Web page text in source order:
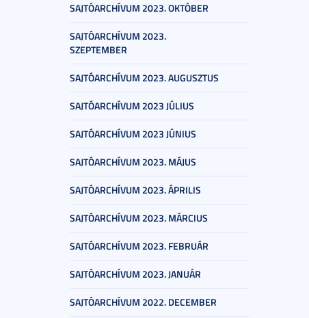
SAJTÓARCHÍVUM 2023. OKTÓBER
SAJTÓARCHÍVUM 2023.
SZEPTEMBER
SAJTÓARCHÍVUM 2023. AUGUSZTUS
SAJTÓARCHÍVUM 2023 JÚLIUS
SAJTÓARCHÍVUM 2023 JÚNIUS
SAJTÓARCHÍVUM 2023. MÁJUS
SAJTÓARCHÍVUM 2023. ÁPRILIS
SAJTÓARCHÍVUM 2023. MÁRCIUS
SAJTÓARCHÍVUM 2023. FEBRUÁR
SAJTÓARCHÍVUM 2023. JANUÁR
SAJTÓARCHÍVUM 2022. DECEMBER